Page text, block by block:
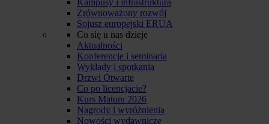
Zrównoważony rozwój
Sojusz europejski ERUA
Co się u nas dzieje
Aktualności
Konferencje i seminaria
Wykłady i spotkania
Drzwi Otwarte
Co po licencjacie?
Kurs Matura 2026
Nagrody i wyróżnienia
Nowości wydawnicze